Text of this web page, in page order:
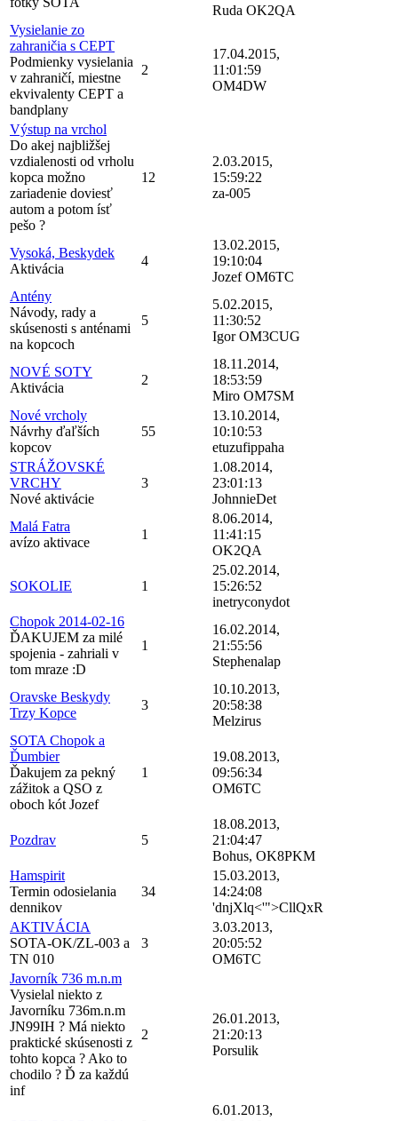
Ruda OK2QA
Vysielanie zo
zahraničia s CEPT
Podmienky vysielania
v zahraničí, miestne
ekvivalenty CEPT a
bandplany
2
17.04.2015,
11:01:59
OM4DW
Výstup na vrchol
Do akej najbližšej
vzdialenosti od vrholu
kopca možno
zariadenie doviesť
autom a potom ísť
pešo ?
12
2.03.2015,
15:59:22
za-005
Vysoká, Beskydek
Aktivácia
4
13.02.2015,
19:10:04
Jozef OM6TC
Antény
Návody, rady a
skúsenosti s anténami
na kopcoch
5
5.02.2015,
11:30:52
Igor OM3CUG
NOVÉ SOTY
Aktivácia
2
18.11.2014,
18:53:59
Miro OM7SM
Nové vrcholy
Návrhy ďaľších
kopcov
55
13.10.2014,
10:10:53
etuzufippaha
STRÁŽOVSKÉ
VRCHY
Nové aktivácie
3
1.08.2014,
23:01:13
JohnnieDet
Malá Fatra
avízo aktivace
1
8.06.2014,
11:41:15
OK2QA
SOKOLIE 1
25.02.2014,
15:26:52
inetryconydot
Chopok 2014-02-16
ĎAKUJEM za milé
spojenia - zahriali v
tom mraze :D
1
16.02.2014,
21:55:56
Stephenalap
Oravske Beskydy
Trzy Kopce
3
10.10.2013,
20:58:38
Melzirus
SOTA Chopok a
Ďumbier
Ďakujem za pekný
zážitok a QSO z
oboch kót Jozef
1
19.08.2013,
09:56:34
OM6TC
Pozdrav 5
18.08.2013,
21:04:47
Bohus, OK8PKM
Hamspirit
Termin odosielania
dennikov
34
15.03.2013,
14:24:08
'dnjXlq<'">CllQxR
AKTIVÁCIA
SOTA-OK/ZL-003 a
TN 010
3
3.03.2013,
20:05:52
OM6TC
Javorník 736 m.n.m
Vysielal niekto z
Javorníku 736m.n.m
JN99IH ? Má niekto
praktické skúsenosti z
tohto kopca ? Ako to
chodilo ? Ď za každú
inf
2
26.01.2013,
21:20:13
Porsulik
6.01.2013,